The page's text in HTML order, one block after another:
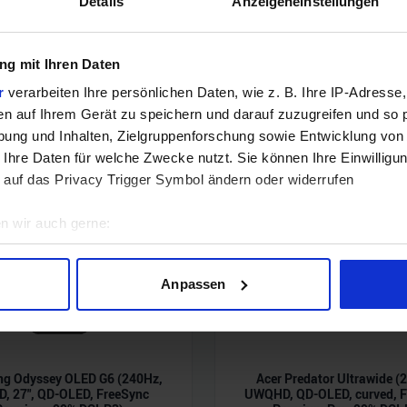
mit Ihren Daten
verarbeiten Ihre persönlichen Daten, wie z. B. Ihre IP-
auf Ihrem Gerät zu speichern und darauf zuzugreifen und so
und Inhalten, Zielgruppenforschung sowie Entwicklung
Daten für welche Zwecke nutzt. Sie können Ihre
das Privacy Trigger Symbol ändern oder widerrufen
wir auch gerne:
Lage erfassen, welche bis auf einige Meter genau
Ihre persönlichen Daten verarbeitet werden, und legen Sie
zu analysieren. Außerdem geben wir Informationen zu
Anpassen
Noch keine Kommentare vorhanden.
Odyssey OLED G6 (240Hz,
27", QD-OLED, FreeSync
Acer Predator Ultrawide
UWQHD, QD-OLED, curved,